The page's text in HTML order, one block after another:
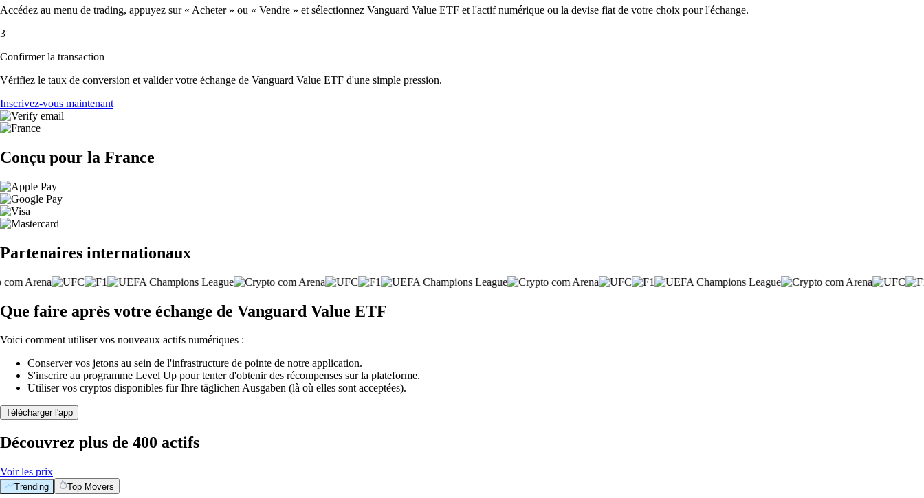
Accédez au menu de trading, appuyez sur « Acheter » ou « Vendre » et sélectionnez Vanguard Value ETF et l'actif numérique ou la devise fiat de votre choix pour l'échange.
3
Confirmer la transaction
Vérifiez le taux de conversion et valider votre échange de Vanguard Value ETF d'une simple pression.
Inscrivez-vous maintenant
Conçu pour la France
Partenaires internationaux
Que faire après votre échange de Vanguard Value ETF
Voici comment utiliser vos nouveaux actifs numériques :
Conserver vos jetons au sein de l'infrastructure de pointe de notre application.
S'inscrire au programme Level Up pour tenter d'obtenir des récompenses sur la plateforme.
Utiliser vos cryptos disponibles für Ihre täglichen Ausgaben (là où elles sont acceptées).
Télécharger l'app
Découvrez plus de 400 actifs
Voir les prix
Trending Top Movers